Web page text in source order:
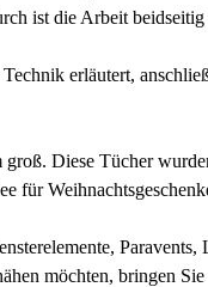
ist die Arbeit beidseitig
erläutert,
Diese Tücher
für
möchten, bringen